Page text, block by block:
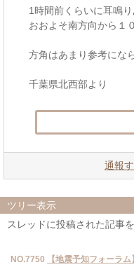
1時間前くらいに耳鳴り
おおよそ南方向から１
方角はあまり参考にな
千葉県北西部より
通報
ツリー表示
スレッドに投稿された記事
NO.7750 【地震予知フォーラ